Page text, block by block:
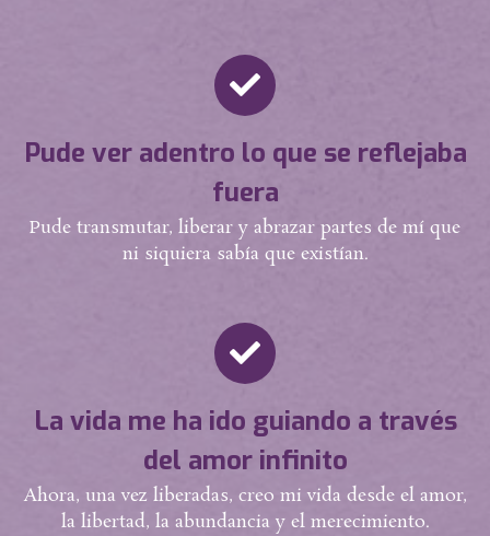
Pude ver adentro lo que se reflejaba
fuera
Pude transmutar, liberar y abrazar partes de mí que
ni siquiera sabía que existían.
La vida me ha ido guiando a través
del amor infinito
Ahora, una vez liberadas, creo mi vida desde el amor,
la libertad, la abundancia y el merecimiento.